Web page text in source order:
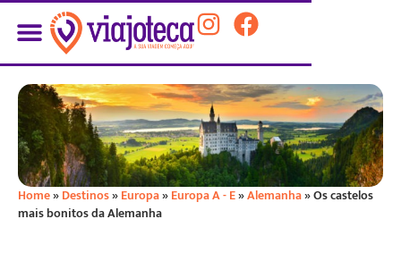
Home»Destinos»Europa»Europa A - E»Alemanha»Os castelos
mais bonitos da Alemanha